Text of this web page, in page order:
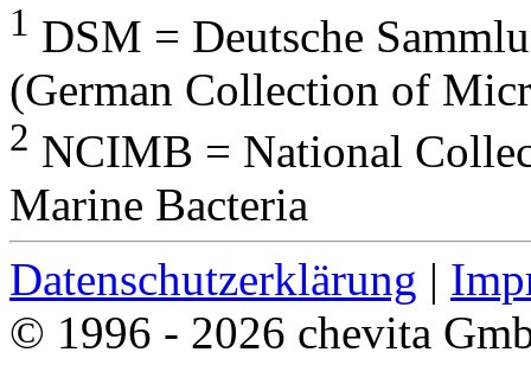
1 DSM = Deutsche
(German Collection of
2 NCIMB = National
Marine Bacteria
Datenschutzerklärung |
© 1996 - 2026 chevita